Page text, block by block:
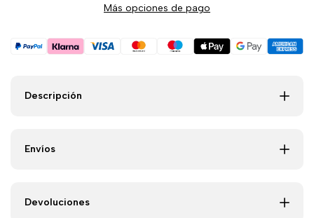
Sauna
Passwa
Efecto
Sauna
Más opciones de pago
Descripción
Envíos
Devoluciones